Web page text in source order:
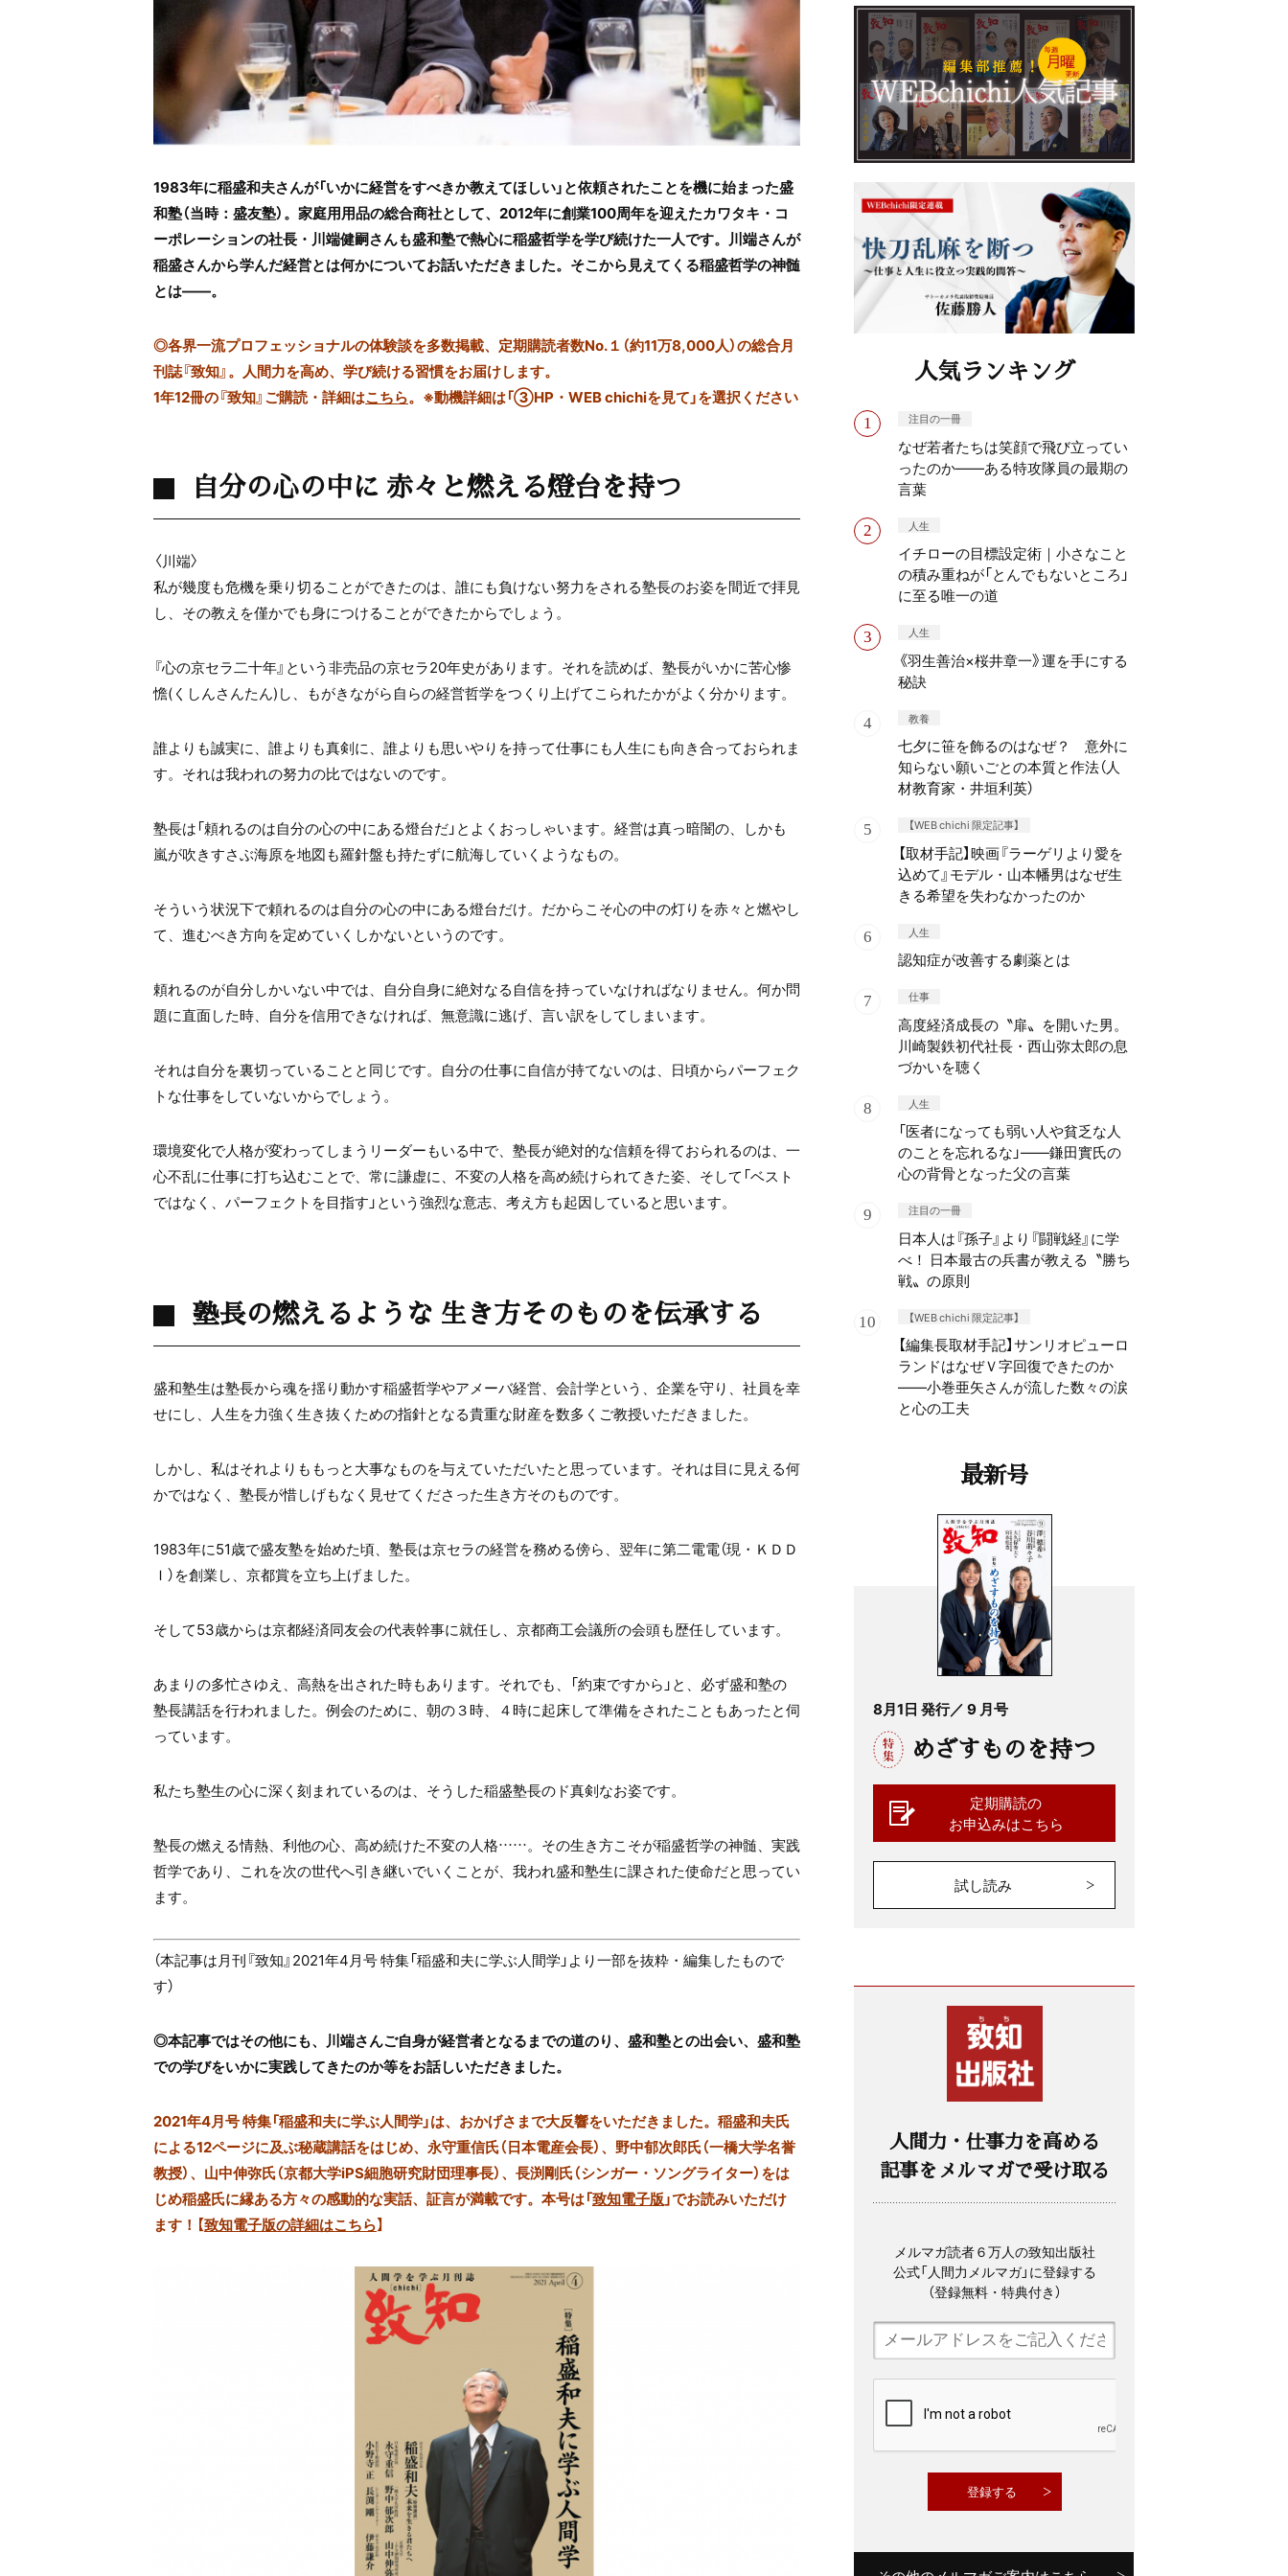
1983年に稲盛和夫さんが「いかに経営をすべきか教えてほしい」と依頼されたことを機に始まった盛
和塾（当時：盛友塾）。家庭用用品の総合商社として、2012年に創業100周年を迎えたカワタキ・コ
ーポレーションの社長・川端健嗣さんも盛和塾で熱心に稲盛哲学を学び続けた一人です。川端さんが
稲盛さんから学んだ経営とは何かについてお話いただきました。そこから見えてくる稲盛哲学の神髄
とは――。
◎各界一流プロフェッショナルの体験談を多数掲載、定期購読者数No.１（約11万8,000人）の総合月
刊誌『致知』。人間力を高め、学び続ける習慣をお届けします。
1年12冊の『致知』ご購読・詳細はこちら。 ※動機詳細は「③HP・WEB chichiを見て」を選択ください
自分の心の中に 赤々と燃える燈台を持つ
〈川端〉
私が幾度も危機を乗り切ることができたのは、誰にも負けない努力をされる塾長のお姿を間近で拝見
し、その教えを僅かでも身につけることができたからでしょう。
『心の京セラ二十年』という非売品の京セラ20年史があります。それを読めば、塾長がいかに苦心惨
憺(くしんさんたん)し、もがきながら自らの経営哲学をつくり上げてこられたかがよく分かります。
誰よりも誠実に、誰よりも真剣に、誰よりも思いやりを持って仕事にも人生にも向き合っておられま
す。それは我われの努力の比ではないのです。
塾長は「頼れるのは自分の心の中にある燈台だ」とよくおっしゃいます。経営は真っ暗闇の、しかも
嵐が吹きすさぶ海原を地図も羅針盤も持たずに航海していくようなもの。
そういう状況下で頼れるのは自分の心の中にある燈台だけ。だからこそ心の中の灯りを赤々と燃やし
て、進むべき方向を定めていくしかないというのです。
頼れるのが自分しかいない中では、自分自身に絶対なる自信を持っていなければなりません。何か問
題に直面した時、自分を信用できなければ、無意識に逃げ、言い訳をしてしまいます。
それは自分を裏切っていることと同じです。自分の仕事に自信が持てないのは、日頃からパーフェク
トな仕事をしていないからでしょう。
環境変化で人格が変わってしまうリーダーもいる中で、塾長が絶対的な信頼を得ておられるのは、一
心不乱に仕事に打ち込むことで、常に謙虚に、不変の人格を高め続けられてきた姿、そして「ベスト
ではなく、パーフェクトを目指す」という強烈な意志、考え方も起因していると思います。
塾長の燃えるような 生き方そのものを伝承する
盛和塾生は塾長から魂を揺り動かす稲盛哲学やアメーバ経営、会計学という、企業を守り、社員を幸
せにし、人生を力強く生き抜くための指針となる貴重な財産を数多くご教授いただきました。
しかし、私はそれよりももっと大事なものを与えていただいたと思っています。それは目に見える何
かではなく、塾長が惜しげもなく見せてくださった生き方そのものです。
1983年に51歳で盛友塾を始めた頃、塾長は京セラの経営を務める傍ら、翌年に第二電電（現・ＫＤＤ
Ｉ）を創業し、京都賞を立ち上げました。
そして53歳からは京都経済同友会の代表幹事に就任し、京都商工会議所の会頭も歴任しています。
あまりの多忙さゆえ、高熱を出された時もあります。それでも、「約束ですから」と、必ず盛和塾の
塾長講話を行われました。例会のために、朝の３時、４時に起床して準備をされたこともあったと伺
っています。
私たち塾生の心に深く刻まれているのは、そうした稲盛塾長のド真剣なお姿です。
塾長の燃える情熱、利他の心、高め続けた不変の人格……。その生き方こそが稲盛哲学の神髄、実践
哲学であり、これを次の世代へ引き継いでいくことが、我われ盛和塾生に課された使命だと思ってい
ます。
（本記事は月刊『致知』2021年4月号 特集「稲盛和夫に学ぶ人間学」より一部を抜粋・編集したもので
す）
◎本記事ではその他にも、川端さんご自身が経営者となるまでの道のり、盛和塾との出会い、盛和塾
での学びをいかに実践してきたのか等をお話しいただきました。
2021年4月号 特集「稲盛和夫に学ぶ人間学」は、おかげさまで大反響をいただきました。稲盛和夫氏
による12ページに及ぶ秘蔵講話をはじめ、永守重信氏（日本電産会長）、野中郁次郎氏（一橋大学名誉
教授）、山中伸弥氏（京都大学iPS細胞研究財団理事長）、長渕剛氏（シンガー・ソングライター）をは
じめ稲盛氏に縁ある方々の感動的な実話、証言が満載です。本号は「致知電子版」でお読みいただけ
ます！【致知電子版の詳細はこちら】
人気ランキング
注目の一冊
なぜ若者たちは笑顔で飛び立ってい
ったのか——ある特攻隊員の最期の
言葉
人生
イチローの目標設定術｜小さなこと
の積み重ねが「とんでもないところ」
に至る唯一の道
人生
《羽生善治×桜井章一》運を手にする
秘訣
教養
七夕に笹を飾るのはなぜ？ 意外に
知らない願いごとの本質と作法（人
材教育家・井垣利英）
【WEB chichi 限定記事】
【取材手記】映画『ラーゲリより愛を
込めて』モデル・山本幡男はなぜ生
きる希望を失わなかったのか
人生
認知症が改善する劇薬とは
仕事
高度経済成長の〝扉〟を開いた男。
川崎製鉄初代社長・西山弥太郎の息
づかいを聴く
人生
「医者になっても弱い人や貧乏な人
のことを忘れるな」——鎌田實氏の
心の背骨となった父の言葉
注目の一冊
日本人は『孫子』より『闘戦経』に学
べ！ 日本最古の兵書が教える〝勝ち
戦〟の原則
【WEB chichi 限定記事】
【編集長取材手記】サンリオピューロ
ランドはなぜＶ字回復できたのか
——小巻亜矢さんが流した数々の涙
と心の工夫
最新号
8月1日 発行／ 9 月号
めざすものを持つ
定期購読の
お申込みはこちら
試し読み
人間力・仕事力を高める
記事をメルマガで受け取る
メルマガ読者６万人の致知出版社
公式「人間力メルマガ」に登録する
（登録無料・特典付き）